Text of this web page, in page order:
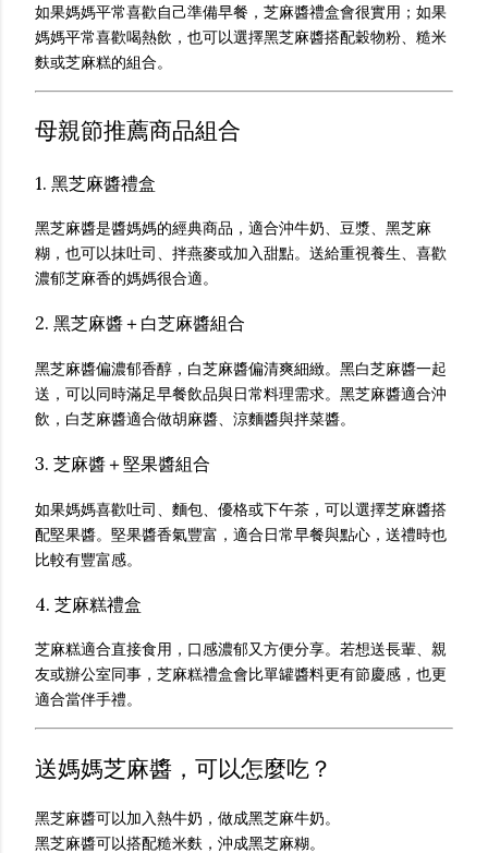
如果媽媽平常喜歡自己準備早餐，芝麻醬禮盒會很實用；如果
媽媽平常喜歡喝熱飲，也可以選擇黑芝麻醬搭配穀物粉、糙米
麩或芝麻糕的組合。
母親節推薦商品組合
1. 黑芝麻醬禮盒
黑芝麻醬是醬媽媽的經典商品，適合沖牛奶、豆漿、黑芝麻
糊，也可以抹吐司、拌燕麥或加入甜點。送給重視養生、喜歡
濃郁芝麻香的媽媽很合適。
2. 黑芝麻醬＋白芝麻醬組合
黑芝麻醬偏濃郁香醇，白芝麻醬偏清爽細緻。黑白芝麻醬一起
送，可以同時滿足早餐飲品與日常料理需求。黑芝麻醬適合沖
飲，白芝麻醬適合做胡麻醬、涼麵醬與拌菜醬。
3. 芝麻醬＋堅果醬組合
如果媽媽喜歡吐司、麵包、優格或下午茶，可以選擇芝麻醬搭
配堅果醬。堅果醬香氣豐富，適合日常早餐與點心，送禮時也
比較有豐富感。
4. 芝麻糕禮盒
芝麻糕適合直接食用，口感濃郁又方便分享。若想送長輩、親
友或辦公室同事，芝麻糕禮盒會比單罐醬料更有節慶感，也更
適合當伴手禮。
送媽媽芝麻醬，可以怎麼吃？
黑芝麻醬可以加入熱牛奶，做成黑芝麻牛奶。
黑芝麻醬可以搭配糙米麩，沖成黑芝麻糊。